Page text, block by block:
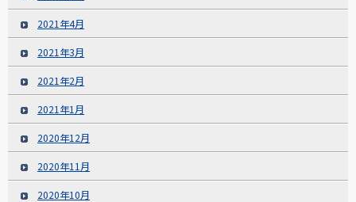
2021年4月
2021年3月
2021年2月
2021年1月
2020年12月
2020年11月
2020年10月